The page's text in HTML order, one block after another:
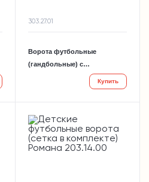
303.27.01
Ворота футбольные
(гандбольные) с
баскетбольным щитом
Купить